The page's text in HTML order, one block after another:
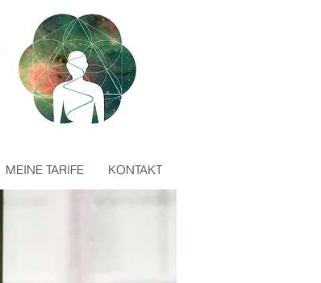
MEINE TARIFE KONTAKT